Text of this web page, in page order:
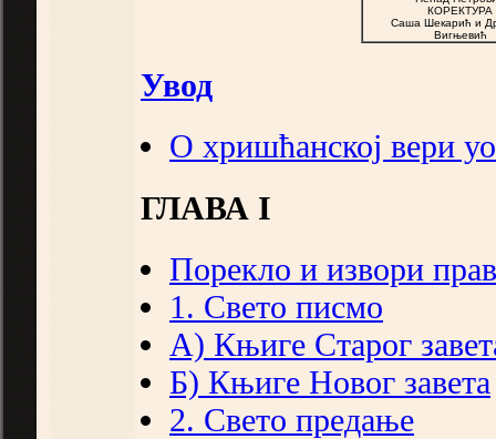
КОРЕКТУРА
Саша Шекарић и
Вигњевић
Увод
О хришћанској вери
ГЛАВА I
Порекло и извори
1. Свето писмо
А) Књиге Старог
Б) Књиге Новог завета
2. Свето предање